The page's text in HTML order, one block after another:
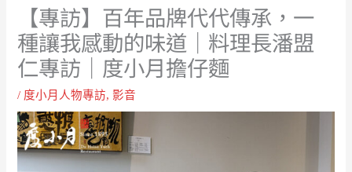
【專訪】百年品牌代代傳承，一
種讓我感動的味道｜料理長潘盟
仁專訪｜度小月擔仔麵
/ 度小月人物專訪,影音